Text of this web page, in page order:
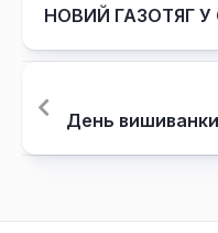
НОВИЙ ГАЗОТЯГ У
День